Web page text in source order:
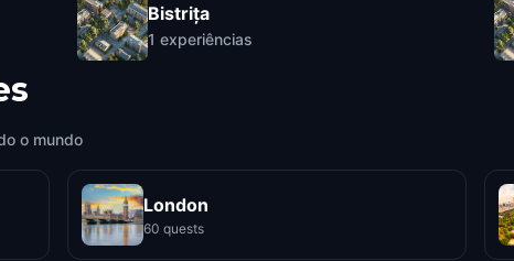
Bistrița
1 experiências
o mundo
London
60 quests